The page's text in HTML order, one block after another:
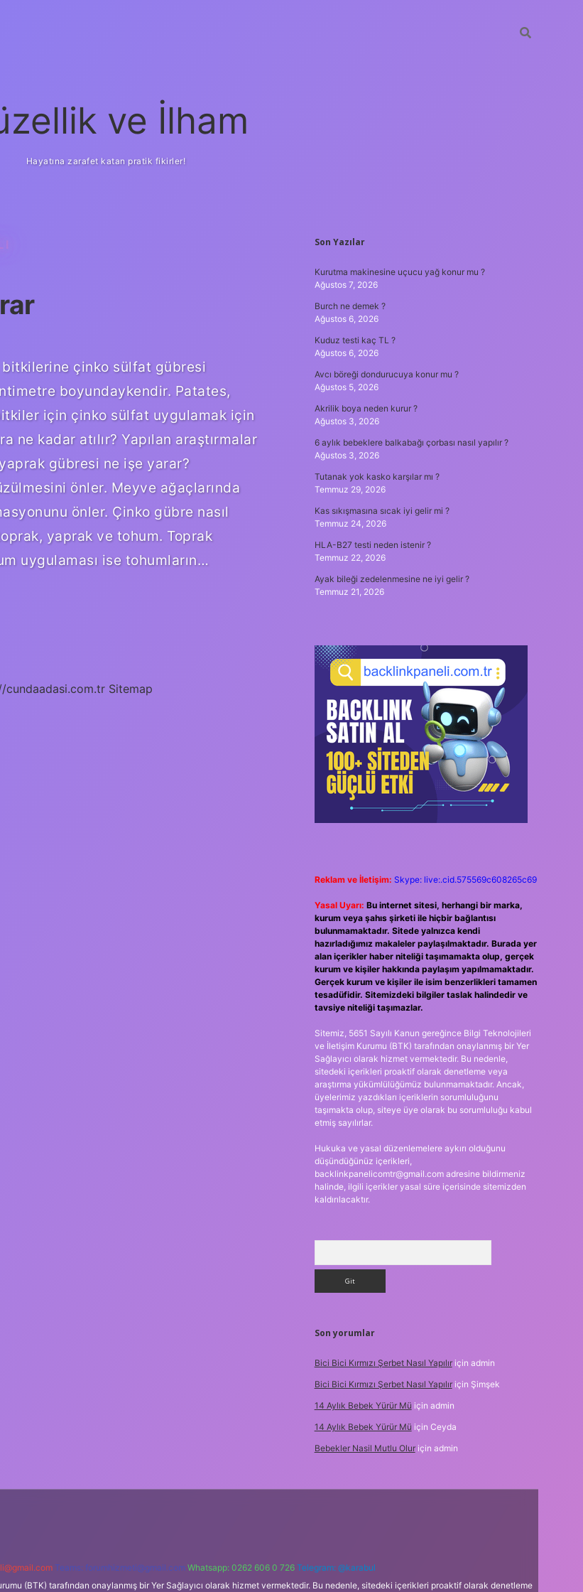
ve İlham
Hayatına zarafet katan pratik fikirler!
bitkilerine çinko sülfat gübresi
boyundaykendir. Patates,
için çinko sülfat uygulamak için
kadar atılır? Yapılan araştırmalar
gübresi ne işe yarar?
önler. Meyve ağaçlarında
önler. Çinko gübre nasıl
yaprak ve tohum. Toprak
uygulaması ise tohumların…
cundaadasi.com.tr Sitemap
SIDEBAR
Son Yazılar
Kurutma makinesine uçucu yağ konur mu ?
Ağustos 7, 2026
Burch ne demek ?
Ağustos 6, 2026
Kuduz testi kaç TL ?
Ağustos 6, 2026
Avcı böreği dondurucuya konur mu ?
Ağustos 5, 2026
Akrilik boya neden kurur ?
Ağustos 3, 2026
6 aylık bebeklere balkabağı çorbası nasıl yapılır ?
Ağustos 3, 2026
Tutanak yok kasko karşılar mı ?
Temmuz 29, 2026
Kas sıkışmasına sıcak iyi gelir mi ?
Temmuz 24, 2026
HLA-B27 testi neden istenir ?
Temmuz 22, 2026
Ayak bileği zedelenmesine ne iyi gelir ?
Temmuz 21, 2026
Reklam ve İletişim: Skype: live:.cid.575569c608265c69
Yasal Uyarı: Bu internet sitesi, herhangi bir marka,
kurum veya şahıs şirketi ile hiçbir bağlantısı
bulunmamaktadır. Sitede yalnızca kendi
hazırladığımız makaleler paylaşılmaktadır. Burada yer
alan içerikler haber niteliği taşımamakta olup, gerçek
kurum ve kişiler hakkında paylaşım yapılmamaktadır.
Gerçek kurum ve kişiler ile isim benzerlikleri tamamen
tesadüfidir. Sitemizdeki bilgiler taslak halindedir ve
tavsiye niteliği taşımazlar.
Sitemiz, 5651 Sayılı Kanun gereğince Bilgi Teknolojileri
ve İletişim Kurumu (BTK) tarafından onaylanmış bir Yer
Sağlayıcı olarak hizmet vermektedir. Bu nedenle,
sitedeki içerikleri proaktif olarak denetleme veya
araştırma yükümlülüğümüz bulunmamaktadır. Ancak,
üyelerimiz yazdıkları içeriklerin sorumluluğunu
taşımakta olup, siteye üye olarak bu sorumluluğu kabul
etmiş sayılırlar.
Hukuka ve yasal düzenlemelere aykırı olduğunu
düşündüğünüz içerikleri,
backlinkpanelicomtr@gmail.comadresine bildirmeniz
halinde, ilgili içerikler yasal süre içerisinde sitemizden
kaldırılacaktır.
Son yorumlar
Bici Bici Kırmızı Şerbet Nasıl Yapılıriçin admin
Bici Bici Kırmızı Şerbet Nasıl Yapılıriçin Şimşek
14 Aylık Bebek Yürür Mü için admin
14 Aylık Bebek Yürür Mü için Ceyda
Bebekler Nasil Mutlu Oluriçin admin
Teams: forumhizmeti@gmail.com Whatsapp: 0262 606 0 726 Telegram: @karabul
(BTK) tarafından onaylanmış bir Yer Sağlayıcı olarak hizmet vermektedir. Bu nedenle, sitedeki içerikleri proaktif olarak denetleme